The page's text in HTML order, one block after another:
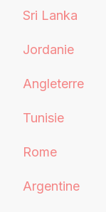
Sri Lanka
Jordanie
Angleterre
Tunisie
Rome
Argentine